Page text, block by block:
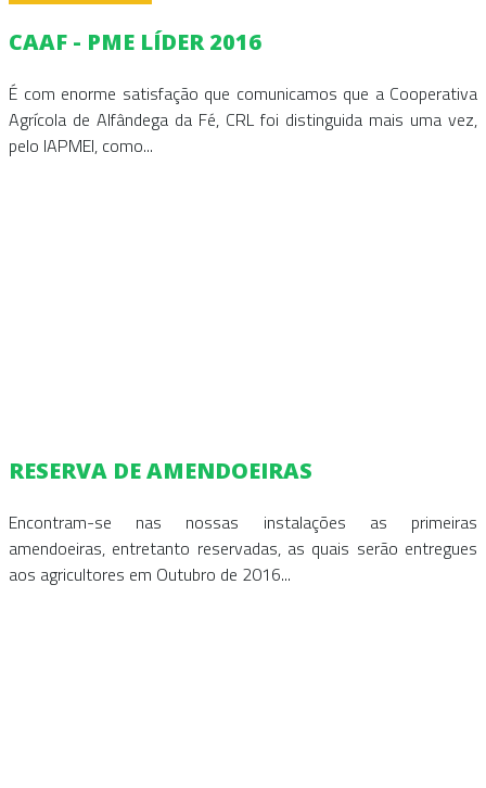
CAAF - PME LÍDER 2016
É com enorme satisfação que comunicamos que a Cooperativa
Agrícola de Alfândega da Fé, CRL foi distinguida mais uma vez,
pelo IAPMEI, como...
RESERVA DE AMENDOEIRAS
Encontram-se nas nossas instalações as primeiras
amendoeiras, entretanto reservadas, as quais serão entregues
aos agricultores em Outubro de 2016...